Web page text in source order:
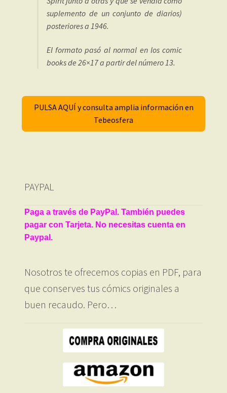
suplemento de un conjunto de diarios)
posteriores a 1946.
El formato pasó al normal en los comic
books de 26×17 a partir del número 13.
PULSA AQUÍ y consulta amplia información en
Tebeosfera
PAYPAL
Paga a través de PayPal. También puedes
pagar con Tarjeta. No necesitas cuenta en
Paypal.
Nosotros te ofrecemos copias en PDF, para
que conserves tus cómics originales a
buen recaudo. Pero…